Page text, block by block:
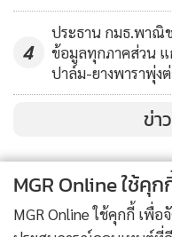
4
ประธาน กมธ.พาณิ
ข้อมูลทุกภาคส่วน แ
ปาล์ม-ยางพาราพุ่ง
ข่า
MGR Online ใช้คุ
MGR Online ใช้คุกกี้ เพื่